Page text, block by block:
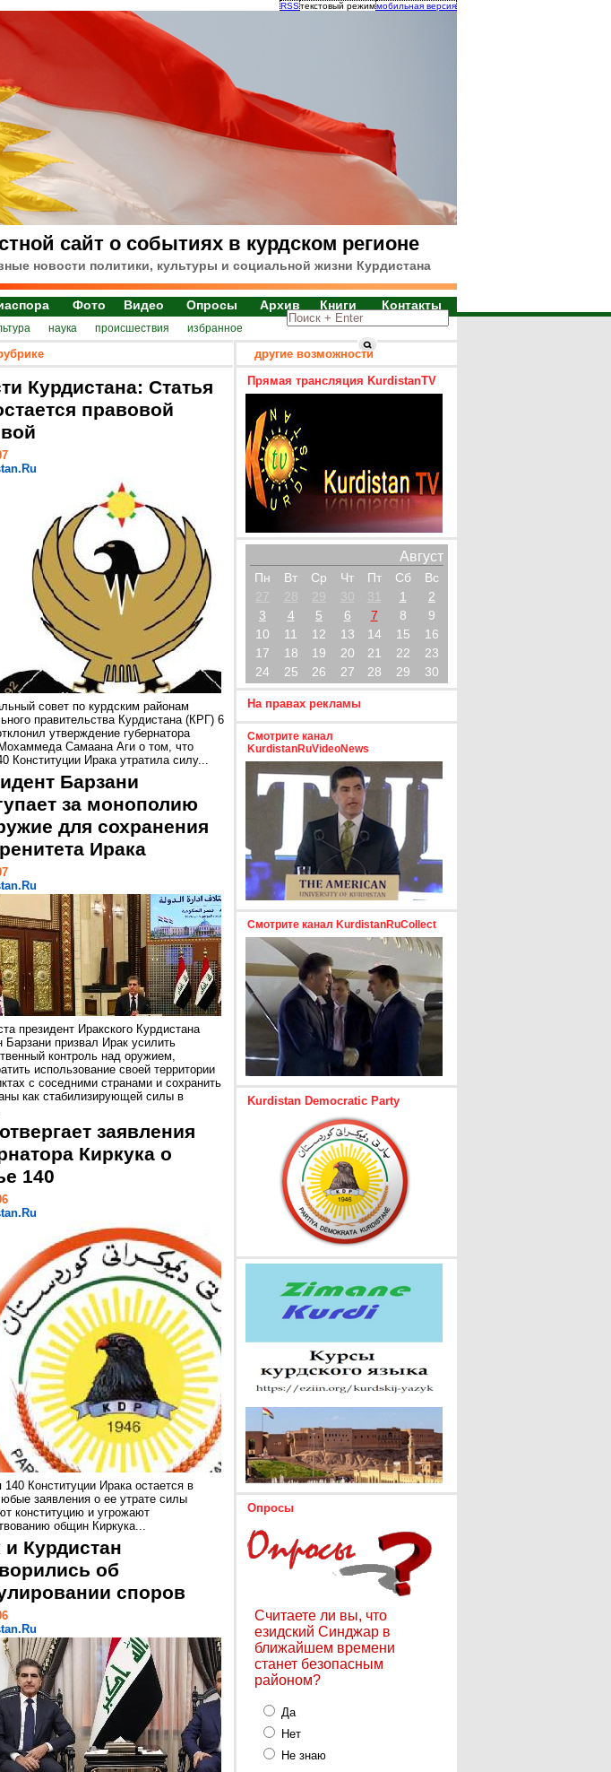
RSSтекстовый режиммобильная версия
сайт о событиях в курдском регионе
новости политики, культуры и социальной жизни Курдистана
Фото Видео Опросы Архив Книги Контакты
наука происшествия избранное
Курдистана: Статья
правовой
совет по курдским районам
правительства Курдистана (КРГ) 6
утверждение губернатора
Самаана Аги о том, что
Конституции Ирака утратила силу...
Барзани
за монополию
для сохранения
Ирака
президент Иракского Курдистана
Барзани призвал Ирак усилить
контроль над оружием,
использование своей территории
с соседними странами и сохранить
как стабилизирующей силы в
заявления
Киркука о
140
140 Конституции Ирака остается в
заявления о ее утрате силы
конституцию и угрожают
общин Киркука...
и Курдистан
об
споров
другие возможности
Прямая трансляция KurdistanTV
Август
Пн Вт Ср Чт Пт Сб
Вс
27
28 29 30 31 1
2
3
4 5 6 7 8
9
10
11 12 13 14 15
16
17
18 19 20 21 22
23
24
25 26 27 28 29 30
На правах рекламы
Смотрите канал
KurdistanRuVideoNews
Смотрите канал KurdistanRuCollect
Kurdistan Democratic Party
Опросы
Считаете ли вы, что
езидский Синджар в
ближайшем времени
станет безопасным
районом?
Да
Нет
Не знаю